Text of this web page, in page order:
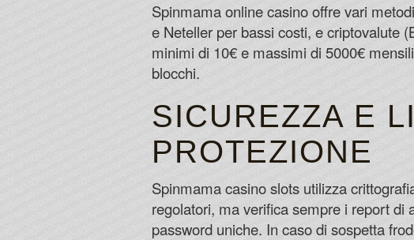
Spinmama online casino offre vari
e Neteller per bassi costi, e criptovalute
minimi di 10€ e massimi di 5000€
blocchi.
SICUREZZA E
PROTEZIONE
Spinmama casino slots utilizza
regolatori, ma verifica sempre i report di
password uniche. In caso di sospetta